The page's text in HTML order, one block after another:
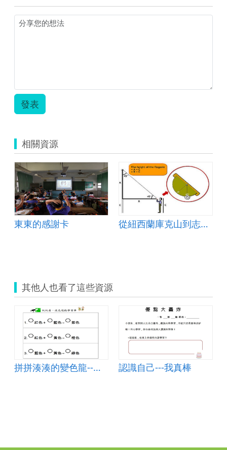
發表
相關資源
東東的感謝卡 從紐西蘭庫克山到志航國小升旗台
其他人也看了這些資源
拼拼湊湊的變色龍--教學目標 認識自己---我真棒